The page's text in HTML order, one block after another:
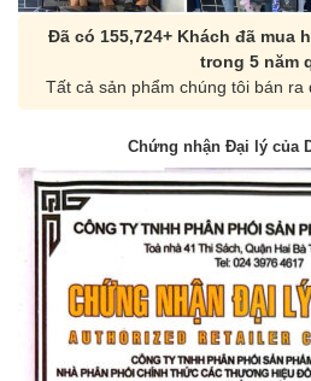
Đã có 155,724+ Khách đã mua
trong 5 năm
Tất cả sản phẩm chúng tôi bán
Chứng nhận Đại lý của